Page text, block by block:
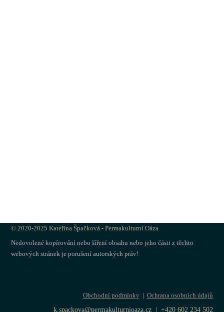
© 2020-2025 Kateřina Špačková - Permakulturní Oáza
Nedovolené kopírování nebo šíření obsahu nebo jeho části z těchto
webových stránek je porušení autorských práv!
Obchodní podmínky | Ochrana osobních údajů
k.spackova@permakulturnioaza.cz | +420 602 234 502